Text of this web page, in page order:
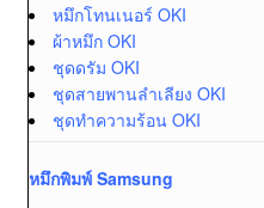
หมึกโทนเนอร์ OKI
ผ้าหมึก OKI
ชุดดรัม OKI
ชุดสายพานลำเลียง OKI
ชุดทำความร้อน OKI
หมึกพิมพ์ Samsung